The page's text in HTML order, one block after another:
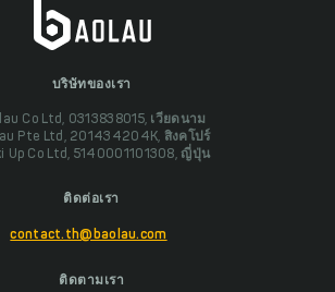
บริษัทของเรา
Co Ltd, 0313838015, เวียดนาม
Pte Ltd, 201434204K, สิงคโปร์
Up Co Ltd, 5140001101308, ญี่ปุ่น
ติดต่อเรา
contact.th@baolau.com
ติดตามเรา